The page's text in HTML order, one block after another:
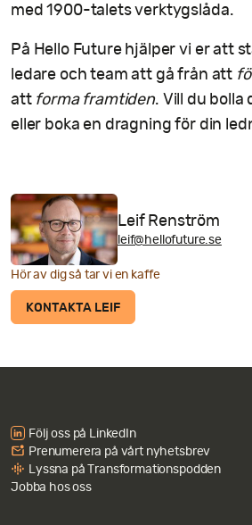
med 1900-talets verktygslåda.
På Hello Future hjälper vi er att
ledare och team att gå från att
att forma framtiden. Vill du bolla
eller boka en dragning för din
Hör av dig så tar vi en kaffe
KONTAKTA LEIF
Leif Renström
leif@hellofuture.se
Följ oss på LinkedIn
Prenumerera på vårt nyhetsbrev
Lyssna på Transformationspodden
Jobba hos oss